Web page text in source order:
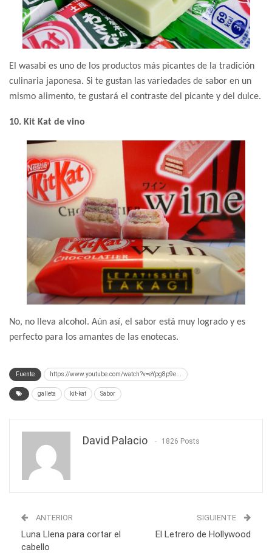
El wasabi es uno de los productos más picantes de la tradición
culinaria japonesa. Si te gustan las variedades de sabor en un
mismo alimento, te gustará el contraste del picante y del dulce.
10. Kit Kat de vino
No, no lleva alcohol. Aún así, el sabor está muy logrado y es
perfecto para los amantes de las enotecas.
Fuente https://www.youtube.com/watch?v=eYpg8p9e...
galleta kit-kat Sabor
David Palacio 1826 Posts
ANTERIOR
Luna Llena para cortar el
cabello
SIGUIENTE
El Letrero de Hollywood